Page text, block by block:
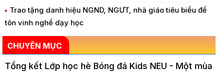
​Trao tặng danh hiệu NGND, NGƯT, nhà giáo tiêu biểu để
tôn vinh nghề dạy học
CHUYÊN MỤC
Tổng kết Lớp học hè Bóng đá Kids NEU - Một mùa